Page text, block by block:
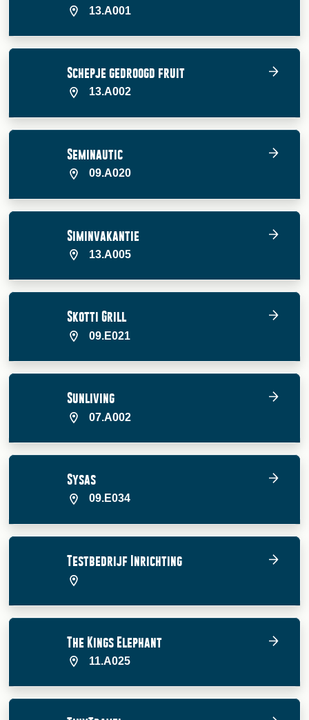
13.A001
Schepje gedroogd fruit
13.A002
Seminautic
09.A020
Siminvakantie
13.A005
Skotti Grill
09.E021
Sunliving
07.A002
Sysas
09.E034
Testbedrijf Inrichting
The Kings Elephant
11.A025